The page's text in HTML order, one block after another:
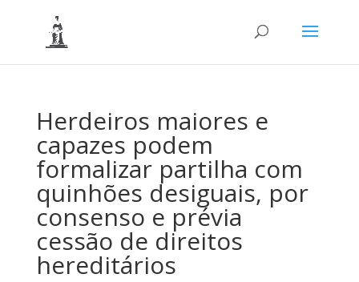
Herdeiros maiores e
capazes podem
formalizar partilha com
quinhões desiguais, por
consenso e prévia
cessão de direitos
hereditários